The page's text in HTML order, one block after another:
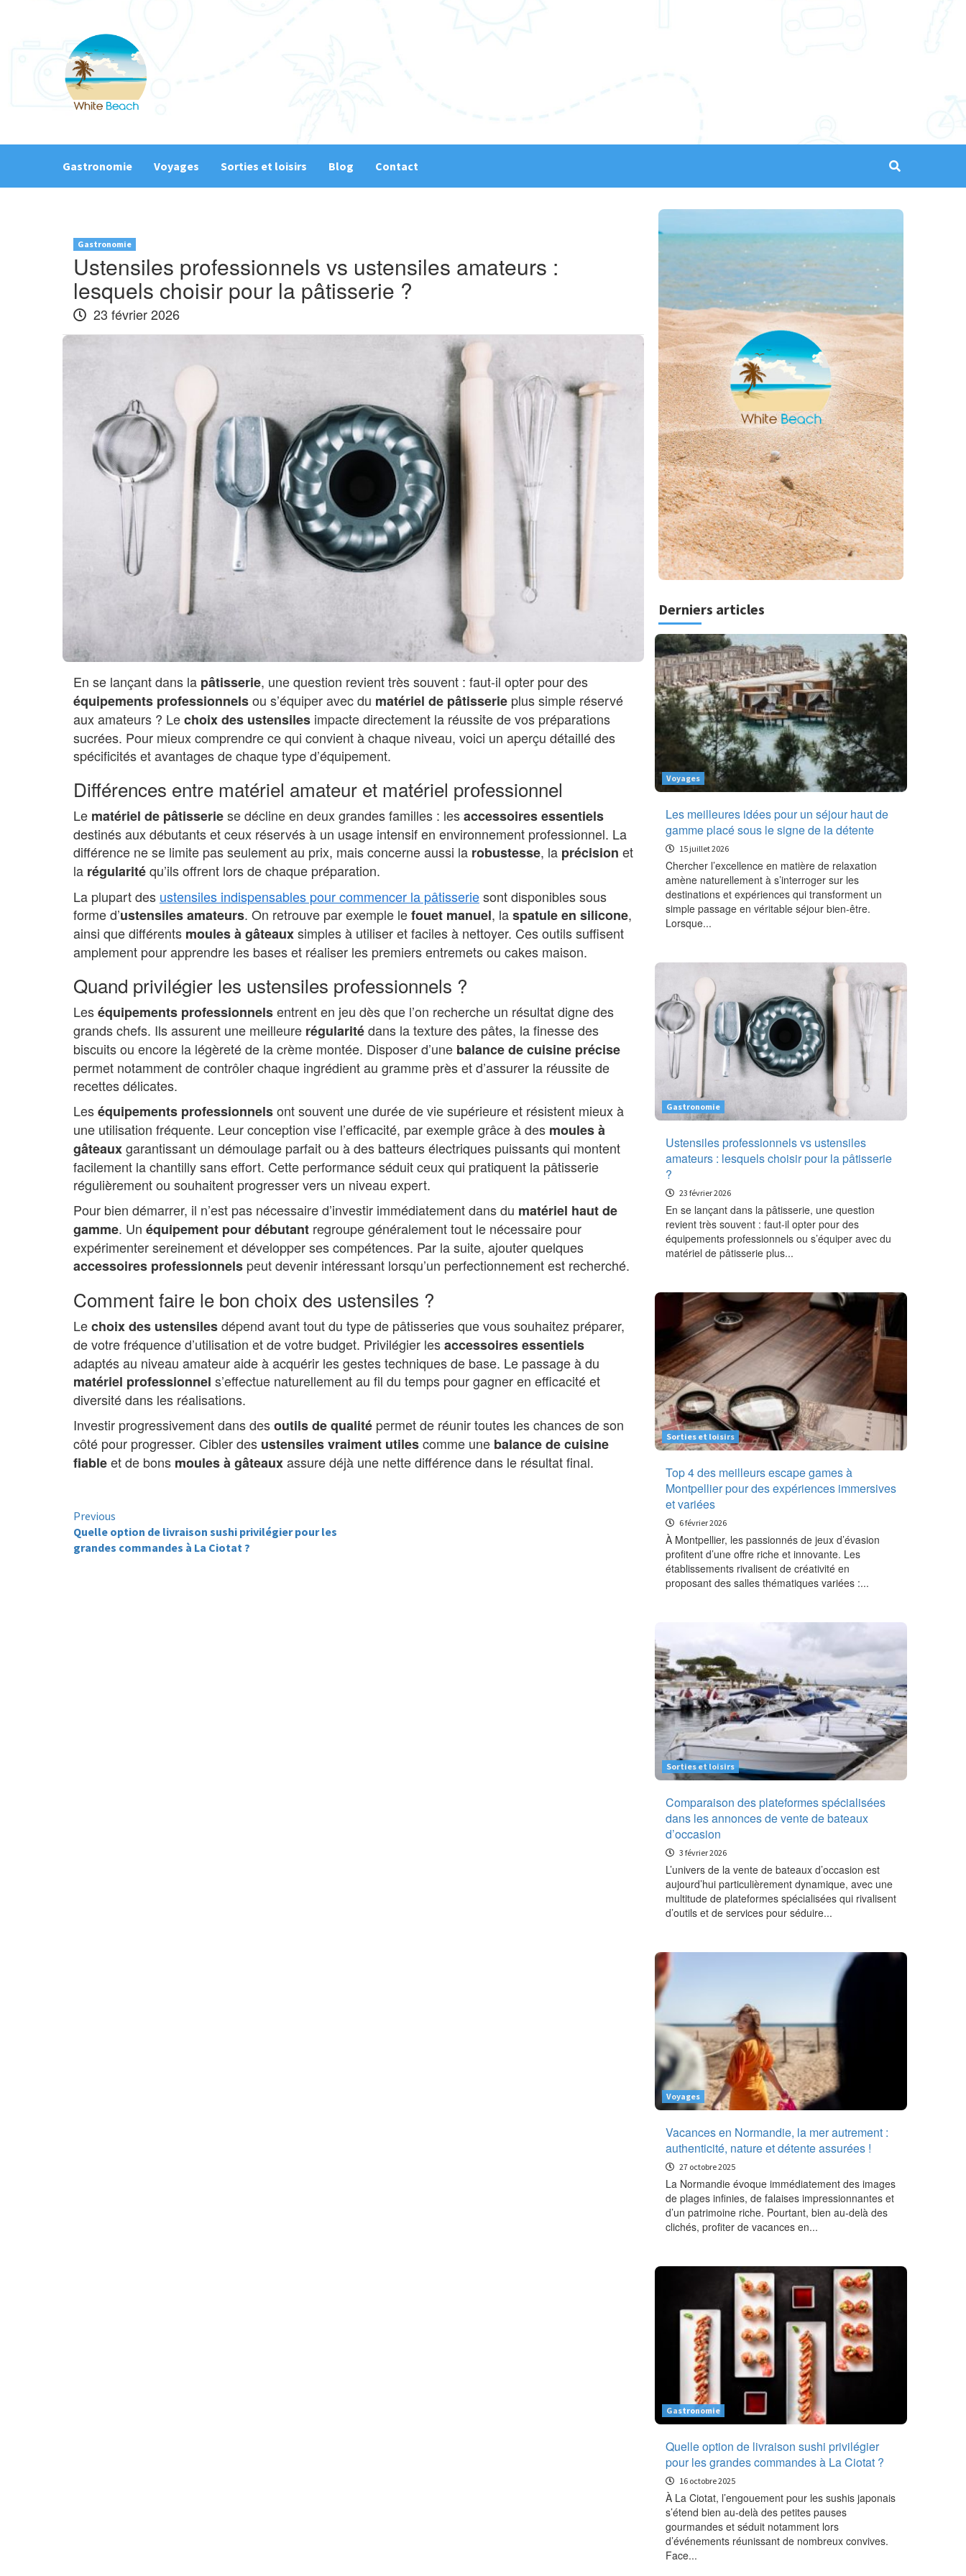
Gastronomie Voyages Sorties et loisirs Blog Contact
Gastronomie
Ustensiles professionnels vs ustensiles amateurs :
lesquels choisir pour la pâtisserie ?
23 février 2026
En se lançant dans la pâtisserie, une question revient très souvent : faut-il opter pour des
équipements professionnelsou s’équiper avec du matériel de pâtisserie plus simple réservé
aux amateurs ? Lechoix des ustensiles impacte directement la réussite de vos préparations
sucrées. Pour mieux comprendre ce qui convient à chaque niveau, voici un aperçu détaillé des
spécificités et avantages de chaque type d’équipement.
Différences entre matériel amateur et matériel professionnel
Le matériel de pâtisseriese décline en deux grandes familles : lesaccessoires essentiels
destinés aux débutants et ceux réservés à un usage intensif en environnement professionnel. La
différence ne se limite pas seulement au prix, mais concerne aussi la robustesse, la précision et
la régularitéqu’ils offrent lors de chaque préparation.
La plupart des ustensiles indispensables pour commencer la pâtisseriesont disponibles sous
forme d’ustensiles amateurs. On retrouve par exemple lefouet manuel, laspatule en silicone,
ainsi que différents moules à gâteauxsimples à utiliser et faciles à nettoyer. Ces outils suffisent
amplement pour apprendre les bases et réaliser les premiers entremets ou cakes maison.
Quand privilégier les ustensiles professionnels ?
Leséquipements professionnelsentrent en jeu dès que l’on recherche un résultat digne des
grands chefs. Ils assurent une meilleure régularitédans la texture des pâtes, la finesse des
biscuits ou encore la légèreté de la crème montée. Disposer d’une balance de cuisine précise
permet notamment de contrôler chaque ingrédient au gramme près et d’assurer la réussite de
recettes délicates.
Leséquipements professionnelsont souvent une durée de vie supérieure et résistent mieux à
une utilisation fréquente. Leur conception vise l’efficacité, par exemple grâce à des moules à
gâteauxgarantissant un démoulage parfait ou à des batteurs électriques puissants qui montent
facilement la chantilly sans effort. Cette performance séduit ceux qui pratiquent la pâtisserie
régulièrement ou souhaitent progresser vers un niveau expert.
Pour bien démarrer, il n’est pas nécessaire d’investir immédiatement dans du matériel haut de
gamme. Un équipement pour débutant regroupe généralement tout le nécessaire pour
expérimenter sereinement et développer ses compétences. Par la suite, ajouter quelques
accessoires professionnels peut devenir intéressant lorsqu’un perfectionnement est recherché.
Comment faire le bon choix des ustensiles ?
Lechoix des ustensilesdépend avant tout du type de pâtisseries que vous souhaitez préparer,
de votre fréquence d’utilisation et de votre budget. Privilégier lesaccessoires essentiels
adaptés au niveau amateur aide à acquérir les gestes techniques de base. Le passage à du
matériel professionnel s’effectue naturellement au fil du temps pour gagner en efficacité et
diversité dans les réalisations.
Investir progressivement dans desoutils de qualité permet de réunir toutes les chances de son
côté pour progresser. Cibler des ustensiles vraiment utilescomme une balance de cuisine
fiableet de bons moules à gâteauxassure déjà une nette différence dans le résultat final.
Continue
Reading
Previous
Quelle option de livraison sushi privilégier pour les
grandes commandes à La Ciotat ?
Derniers articles
Voyages
Les meilleures idées pour un séjour haut de
gamme placé sous le signe de la détente
15 juillet 2026
Chercher l’excellence en matière de relaxation
amène naturellement à s’interroger sur les
destinations et expériences qui transforment un
simple passage en véritable séjour bien-être.
Lorsque...
Gastronomie
Ustensiles professionnels vs ustensiles
amateurs : lesquels choisir pour la pâtisserie
?
23 février 2026
En se lançant dans la pâtisserie, une question
revient très souvent : faut-il opter pour des
équipements professionnels ou s’équiper avec du
matériel de pâtisserie plus...
Sorties et loisirs
Top 4 des meilleurs escape games à
Montpellier pour des expériences immersives
et variées
6 février 2026
À Montpellier, les passionnés de jeux d’évasion
profitent d’une offre riche et innovante. Les
établissements rivalisent de créativité en
proposant des salles thématiques variées :...
Sorties et loisirs
Comparaison des plateformes spécialisées
dans les annonces de vente de bateaux
d’occasion
3 février 2026
L’univers de la vente de bateaux d’occasion est
aujourd’hui particulièrement dynamique, avec une
multitude de plateformes spécialisées qui rivalisent
d’outils et de services pour séduire...
Voyages
Vacances en Normandie, la mer autrement :
authenticité, nature et détente assurées !
27 octobre 2025
La Normandie évoque immédiatement des images
de plages infinies, de falaises impressionnantes et
d’un patrimoine riche. Pourtant, bien au-delà des
clichés, profiter de vacances en...
Gastronomie
Quelle option de livraison sushi privilégier
pour les grandes commandes à La Ciotat ?
16 octobre 2025
À La Ciotat, l’engouement pour les sushis japonais
s’étend bien au-delà des petites pauses
gourmandes et séduit notamment lors
d’événements réunissant de nombreux convives.
Face...